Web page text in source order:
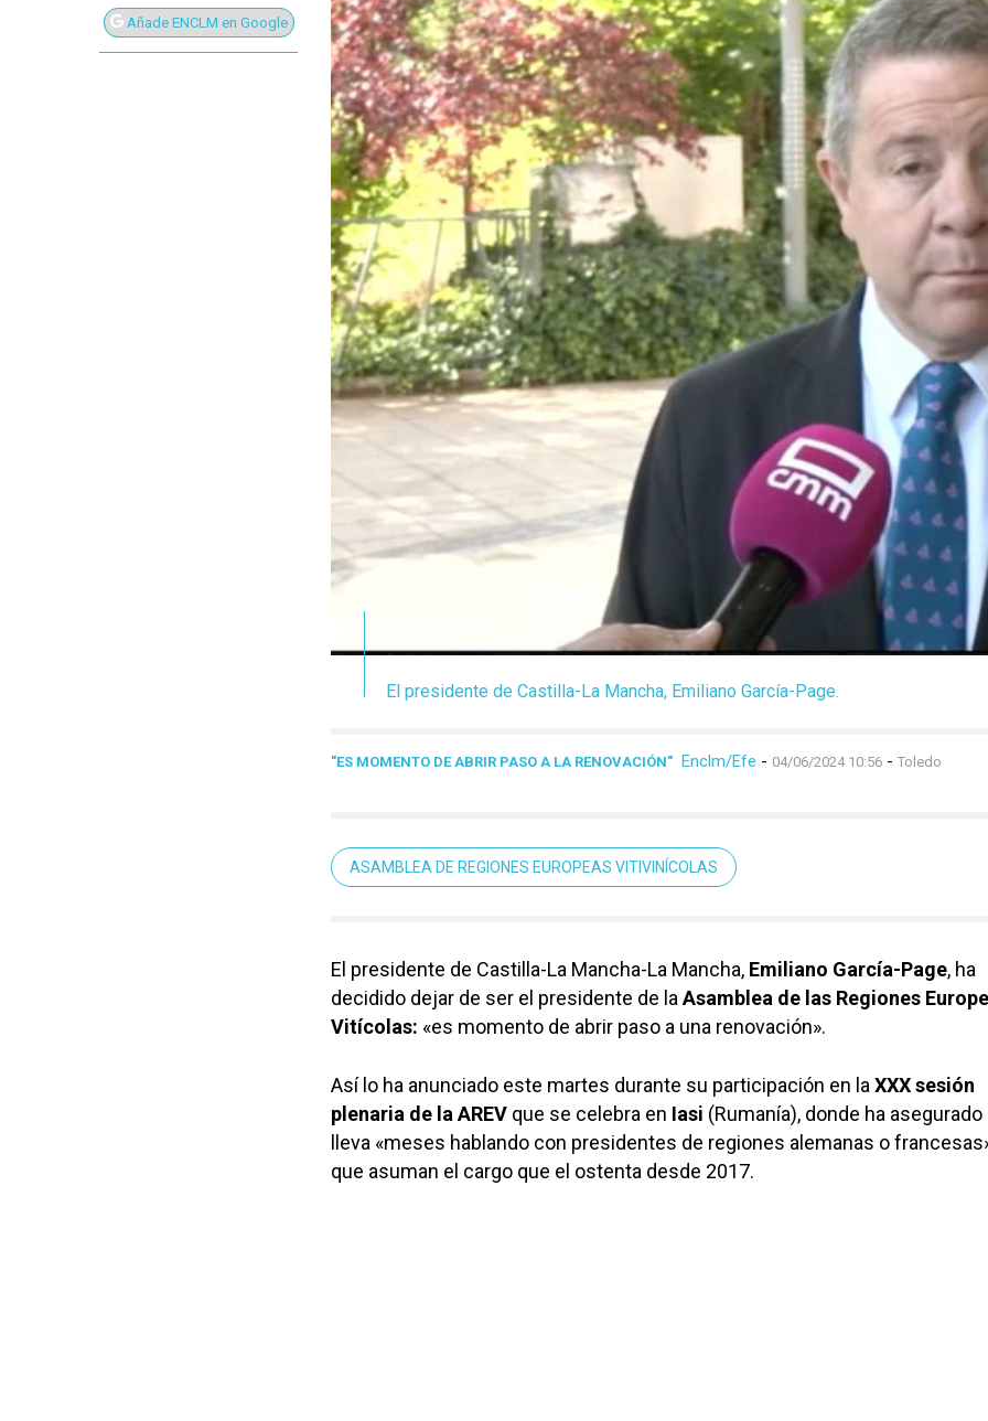
Presiona Intro para buscar o ESC para cerrar
Añade ENCLM en Google
El presidente de Castilla-La Mancha, Emiliano García-Page.
"ES MOMENTO DE ABRIR PASO A LA RENOVACIÓN" Enclm/Efe - 04/06/2024 10:56 - Toledo
ASAMBLEA DE REGIONES EUROPEAS VITIVINÍCOLAS
El presidente de Castilla-La Mancha-La Mancha, Emiliano García-Page, ha
decidido dejar de ser el presidente de la Asamblea de las Regiones
Vitícolas: «es momento de abrir paso a una renovación».
Así lo ha anunciado este martes durante su participación en la XXX sesión
plenaria de la AREV que se celebra en Iasi (Rumanía), donde ha asegurado
lleva «meses hablando con presidentes de regiones alemanas o
que asuman el cargo que el ostenta desde 2017.